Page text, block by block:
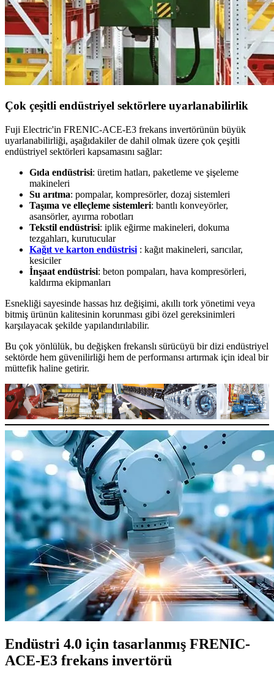
Çok çeşitli endüstriyel sektörlere uyarlanabilirlik
Fuji Electric'in FRENIC-ACE-E3 frekans invertörünün büyük
uyarlanabilirliği, aşağıdakiler de dahil olmak üzere çok çeşitli
endüstriyel sektörleri kapsamasını sağlar:
Gıda endüstrisi: üretim hatları, paketleme ve şişeleme
makineleri
Su arıtma: pompalar, kompresörler, dozaj sistemleri
Taşıma ve elleçleme sistemleri: bantlı konveyörler,
asansörler, ayırma robotları
Tekstil endüstrisi: iplik eğirme makineleri, dokuma
tezgahları, kurutucular
Kağıt ve karton endüstrisi : kağıt makineleri, sarıcılar,
kesiciler
İnşaat endüstrisi: beton pompaları, hava kompresörleri,
kaldırma ekipmanları
Esnekliği sayesinde hassas hız değişimi, akıllı tork yönetimi veya
bitmiş ürünün kalitesinin korunması gibi özel gereksinimleri
karşılayacak şekilde yapılandırılabilir.
Bu çok yönlülük, bu değişken frekanslı sürücüyü bir dizi endüstriyel
sektörde hem güvenilirliği hem de performansı artırmak için ideal bir
müttefik haline getirir.
Endüstri 4.0 için tasarlanmış FRENIC-
ACE-E3 frekans invertörü